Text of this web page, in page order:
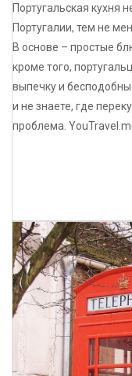
Португальская кухня
Португалии, тем не
В основе – простые
кроме того,
выпечку и
и не знаете, где
проблема.